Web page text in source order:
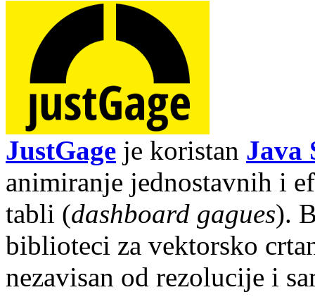
JustGage je koristan Java
animiranje jednostavnih i
tabli (dashboard gagues).
biblioteci za vektorsko
nezavisan od rezolucije i